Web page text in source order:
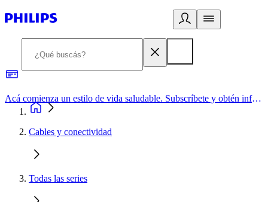
Acá comienza un estilo de vida saludable. Subscríbete y obtén información de primera mano
Cables y conectividad
Todas las series